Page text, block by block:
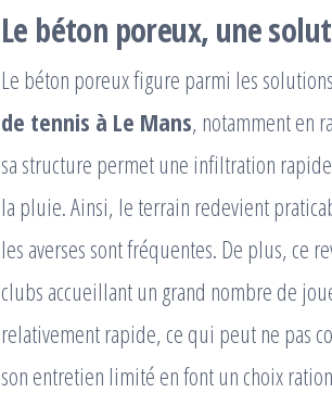
Le béton poreux, une
Le béton poreux figure parmi les
de tennis à Le Mans, notamment en
sa structure permet une infiltration
la pluie. Ainsi, le terrain redevient
les averses sont fréquentes. De plus, ce
clubs accueillant un grand nombre de
relativement rapide, ce qui peut ne pas
son entretien limité en font un choix